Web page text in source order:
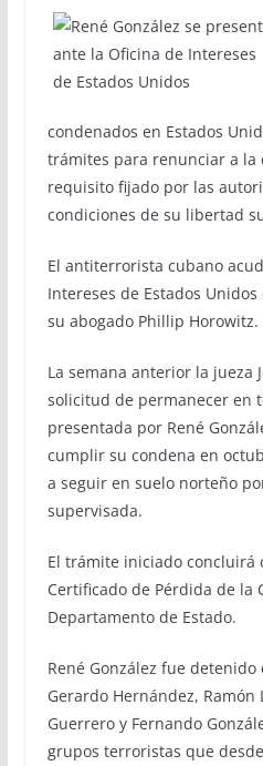
condenados en Estados
trámites para renunciar a la
requisito fijado por las
condiciones de su libertad
El antiterrorista cubano
Intereses de Estados
su abogado Phillip Horowitz.
La semana anterior la jueza
solicitud de permanecer en
presentada por René
cumplir su condena en
a seguir en suelo norteño
supervisada.
El trámite iniciado concluirá
Certificado de Pérdida de la
Departamento de Estado.
René González fue
Gerardo Hernández,
Guerrero y Fernando
grupos terroristas que